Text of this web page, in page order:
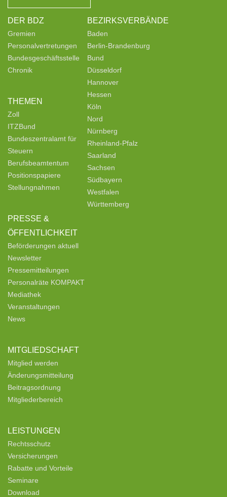
DER BDZ
Gremien
Personalvertretungen
Bundesgeschäftsstelle
Chronik
THEMEN
Zoll
ITZBund
Bundeszentralamt für
Steuern
Berufsbeamtentum
Positionspapiere
Stellungnahmen
PRESSE &
ÖFFENTLICHKEIT
Beförderungen aktuell
Newsletter
Pressemitteilungen
Personalräte KOMPAKT
Mediathek
Veranstaltungen
News
MITGLIEDSCHAFT
Mitglied werden
Änderungsmitteilung
Beitragsordnung
Mitgliederbereich
LEISTUNGEN
Rechtsschutz
Versicherungen
Rabatte und Vorteile
Seminare
Download
BEZIRKSVERBÄNDE
Baden
Berlin-Brandenburg
Bund
Düsseldorf
Hannover
Hessen
Köln
Nord
Nürnberg
Rheinland-Pfalz
Saarland
Sachsen
Südbayern
Westfalen
Württemberg